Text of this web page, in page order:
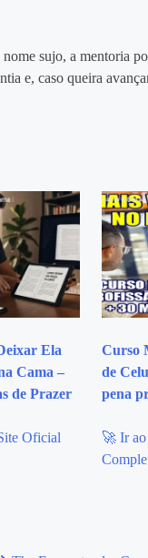
sujo, a mentoria
e, caso queira
Ela
Cama –
de Prazer
Oficial
Curso
de
pena
🚀 Ir